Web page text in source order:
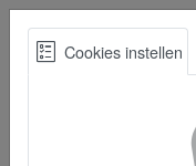
Skip
Best Practices voor
Cookies instellen